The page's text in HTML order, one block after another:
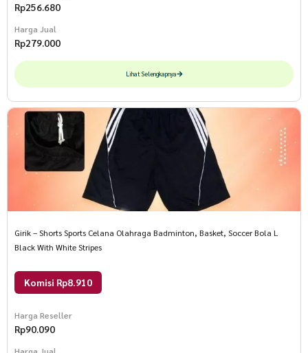
Rp256.680
Harga Jual
Rp279.000
Lihat Selengkapnya
Girik – Shorts Sports Celana Olahraga Badminton, Basket, Soccer Bola L
Black With White Stripes
Komisi Rp8.910
Harga Reseller
Rp90.090